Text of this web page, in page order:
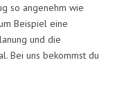
so angenehm wie
Beispiel eine
und die
Bei uns bekommst du